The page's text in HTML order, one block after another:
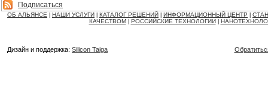
Подписаться
ОБ АЛЬЯНСЕ НАШИ УСЛУГИ КАТАЛОГ РЕШЕНИЙ ИНФОРМАЦИОННЫЙ ЦЕНТР
КАЧЕСТВОМ
РОССИЙСКИЕ ТЕХНОЛОГИИ
Дизайн и поддержка: Silicon Taiga